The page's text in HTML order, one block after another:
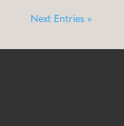
Next Entries »